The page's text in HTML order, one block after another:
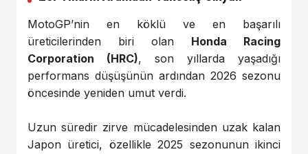
MotoGP’nin en köklü ve en başarılı
üreticilerinden biri olan Honda Racing
Corporation (HRC), son yıllarda yaşadığı
performans düşüşünün ardından 2026 sezonu
öncesinde yeniden umut verdi.
Uzun süredir zirve mücadelesinden uzak kalan
Japon üretici, özellikle 2025 sezonunun ikinci